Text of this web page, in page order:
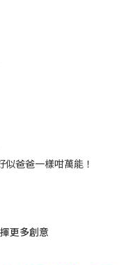
爸爸一樣咁萬能！
更多創意